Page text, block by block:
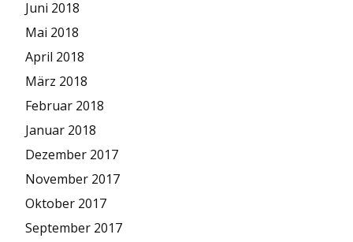
Juni 2018
Mai 2018
April 2018
März 2018
Februar 2018
Januar 2018
Dezember 2017
November 2017
Oktober 2017
September 2017